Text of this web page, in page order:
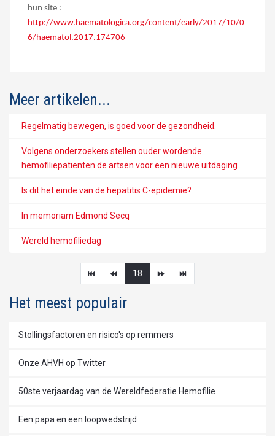
hun site :
http://www.haematologica.org/content/early/2017/10/0
6/haematol.2017.174706
Meer artikelen...
Regelmatig bewegen, is goed voor de gezondheid.
Volgens onderzoekers stellen ouder wordende
hemofiliepatiënten de artsen voor een nieuwe uitdaging
Is dit het einde van de hepatitis C-epidemie?
In memoriam Edmond Secq
Wereld hemofiliedag
18
Het meest populair
Stollingsfactoren en risico's op remmers
Onze AHVH op Twitter
50ste verjaardag van de Wereldfederatie Hemofilie
Een papa en een loopwedstrijd